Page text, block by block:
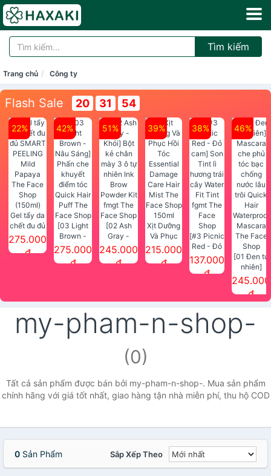
Tìm kiếm
Trang chủ Công ty
Flash Sale 20 31 54
22%
Gel tẩy da
chết đu đủ
SMART
PEELING
275.000
đ
42%
[03 Light
Brown -
Nâu Sáng]
Phấn che
275.000
đ
51%
[02 Ash
Gray -
Khói] Bột
kẻ chân
Face Shop
245.000
đ
39%
Xịt Dưỡng
Và Phục
Hồi Tóc
Essential
215.000
đ
38%
[#3 Picnic
Red - Đỏ
cam] Son
Face
Shop
137.000
đ
46%
[01 Đen tự
nhiên]
Mascara
che phủ
nước lâu
trôi Quick
Shop
245.000
đ
my-pham-n-shop-
(0)
Tất cả sản phẩm được bán bởi my-pham-n-shop-. Mua sản phẩm
chính hãng với giá tốt nhất, giao hàng tận nhà miễn phí, thu hộ COD
0 Sản Phẩm Sắp Xếp Theo